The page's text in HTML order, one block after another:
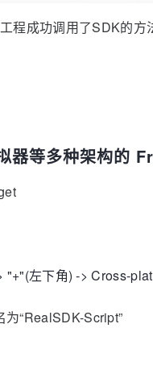
程成功调用了SDK的方
器等多种架构的
左下角) -> Cross-
“RealSDK-Script”